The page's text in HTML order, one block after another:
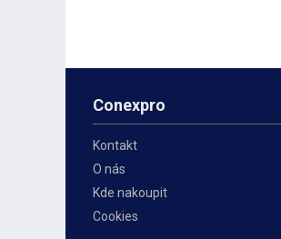
Conexpro
Kontakt
O nás
Kde nakoupit
Cookies